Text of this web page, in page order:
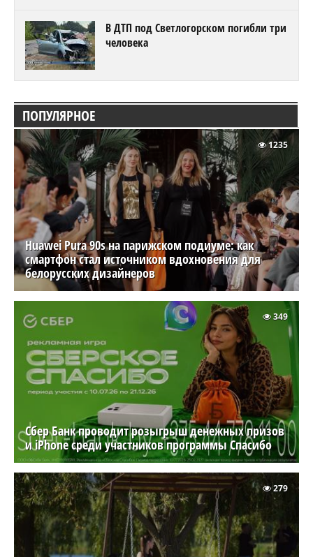
В ДТП под Светлогорском погибли три
человека
ПОПУЛЯРНОЕ
Huawei Pura 90s на парижском подиуме: как
смартфон стал источником вдохновения для
белорусских дизайнеров
1235
Сбер Банк проводит розыгрыш денежных призов
и iPhone среди участников программы Спасибо
349
279